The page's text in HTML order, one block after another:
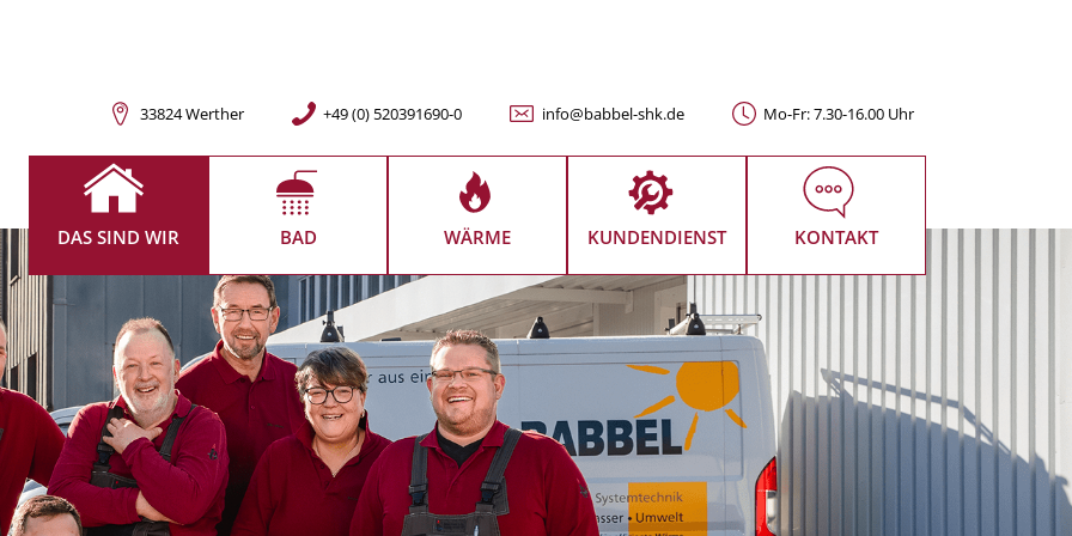
33824 Werther +49 (0) 520391690-0 info@babbel-shk.de Mo-Fr: 7.30-16.00 Uhr
DAS SIND WIR BAD WÄRME KUNDENDIENST KONTAKT